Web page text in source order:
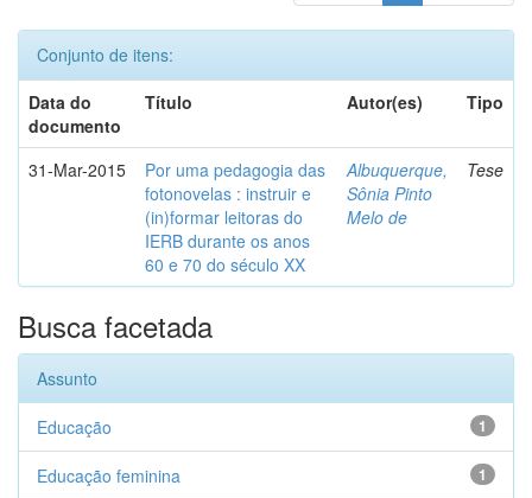
Conjunto de itens:
Data do
documento
Título Autor(es) Tipo
31-Mar-2015
Por uma pedagogia das
fotonovelas : instruir e
(in)formar leitoras do
IERB durante os anos
60 e 70 do século XX
Albuquerque,
Sônia Pinto
Melo de
Tese
Busca facetada
Assunto
1
Educação
1
Educação feminina